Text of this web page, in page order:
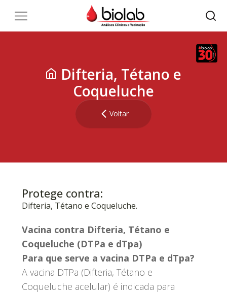
Difteria, Tétano e
Coqueluche
Voltar
Protege contra:
Difteria, Tétano e Coqueluche.
Vacina contra Difteria, Tétano e
Coqueluche (DTPa e dTpa)
Para que serve a vacina DTPa e dTpa?
A vacina DTPa (Difteria, Tétano e
Coqueluche acelular) é indicada para